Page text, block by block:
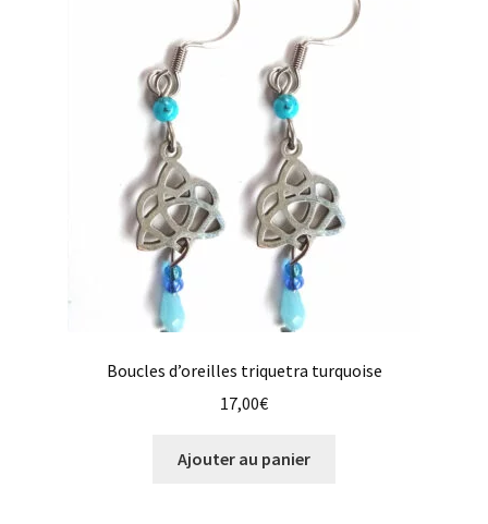
Boucles d’oreilles triquetra turquoise
17,00€
Ajouter au panier